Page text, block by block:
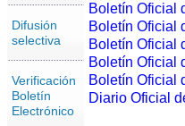
Difusión
selectiva
Verificación
Boletín
Electrónico
Boletín Oficial
Boletín Oficial
Boletín Oficial
Boletín Oficial
Boletín Oficial
Diario Oficial